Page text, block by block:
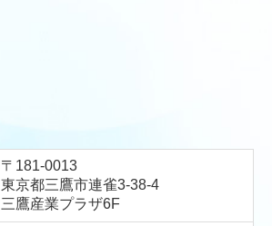
〒181-0013
東京都三鷹市連雀3-38-4
三鷹産業プラザ6F